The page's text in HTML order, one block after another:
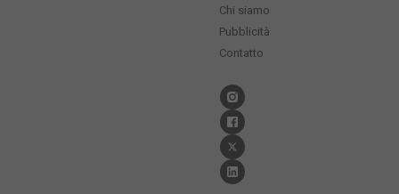
Chi siamo
Pubblicità
Contatto